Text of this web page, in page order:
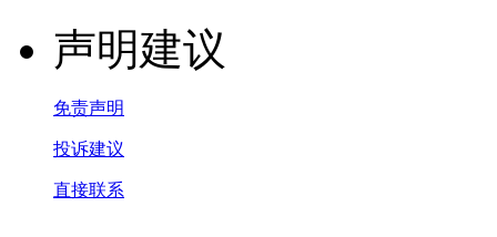
声明建议
免责声明
投诉建议
直接联系